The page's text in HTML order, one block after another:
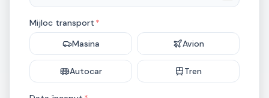
Mijloc transport *
Masina
Avion
Autocar Tren